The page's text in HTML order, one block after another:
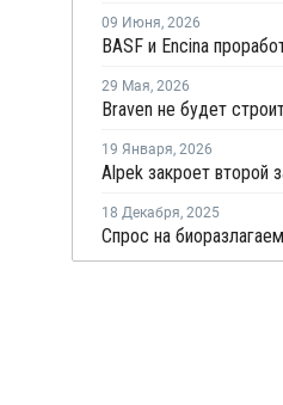
09 Июня, 2026
29 Мая, 2026
19 Января, 2026
18 Декабря, 2025